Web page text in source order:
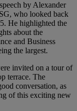
by Alexander
who looked back
He highlighted the
about the
and Business
the largest.
invited on a tour of
terrace. The
conversation, as
of this exciting new